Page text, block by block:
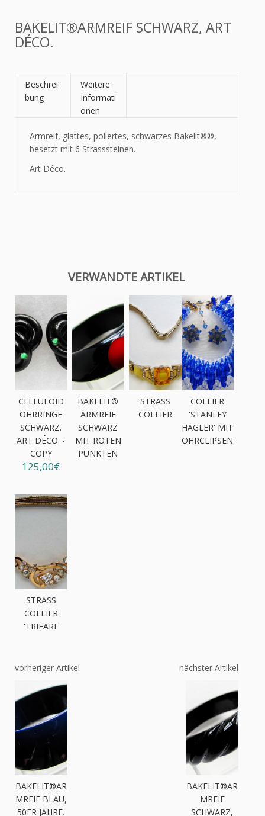
BAKELIT®ARMREIF SCHWARZ, ART
DÉCO.
Beschrei
bung
Weitere
Informati
onen
Armreif, glattes, poliertes, schwarzes Bakelit®®,
besetzt mit 6 Strasssteinen.
Art Déco.
VERWANDTE ARTIKEL
CELLULOID
OHRRINGE
SCHWARZ.
ART DÉCO. -
COPY
125,00€
BAKELIT®
ARMREIF
SCHWARZ
MIT ROTEN
PUNKTEN
STRASS
COLLIER
COLLIER
'STANLEY
HAGLER' MIT
OHRCLIPSEN
STRASS
COLLIER
'TRIFARI'
vorheriger Artikel
BAKELIT®AR
MREIF BLAU,
50ER JAHRE.
nächster Artikel
BAKELIT®AR
MREIF
SCHWARZ,